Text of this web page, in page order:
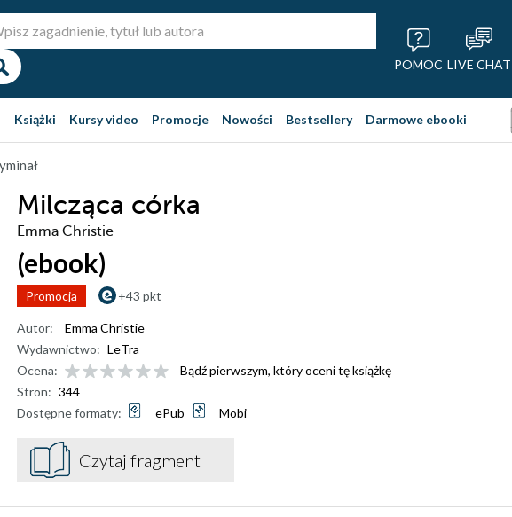
POMOC LIVE CHAT
Książki Kursy video Promocje Nowości Bestsellery Darmowe ebooki
Milcząca córka
Emma Christie
(ebook)
Promocja +43 pkt
Autor:
Emma Christie
Wydawnictwo: LeTra
Ocena:
Bądź pierwszym, który oceni tę książkę
Stron: 344
Dostępne formaty:
ePub Mobi
Czytaj fragment